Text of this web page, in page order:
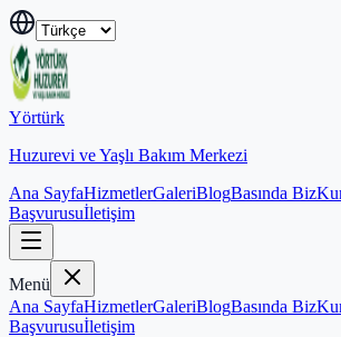
Yörtürk
Huzurevi ve Yaşlı Bakım Merkezi
Ana SayfaHizmetlerGaleriBlogBasında Biz
Başvurusuİletişim
Menü
Ana SayfaHizmetlerGaleriBlogBasında Biz
Başvurusuİletişim